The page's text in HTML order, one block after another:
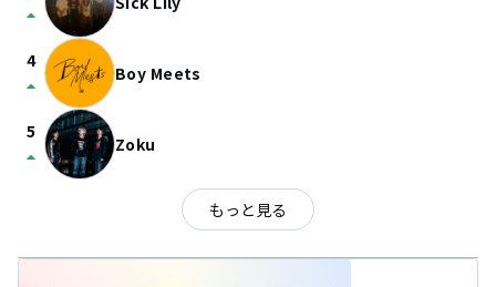
arrow_drop_up
4
arrow_drop_up Boy Meets
5
arrow_drop_up Zoku
もっと見る